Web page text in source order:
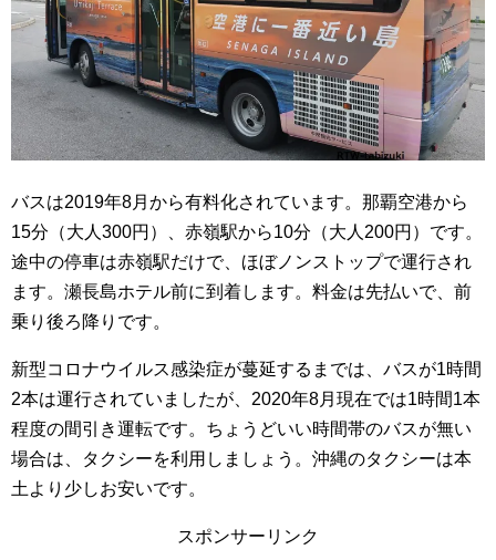
バスは2019年8月から有料化されています。那覇空港から
15分（大人300円）、赤嶺駅から10分（大人200円）です。
途中の停車は赤嶺駅だけで、ほぼノンストップで運行され
ます。瀬長島ホテル前に到着します。料金は先払いで、前
乗り後ろ降りです。
新型コロナウイルス感染症が蔓延するまでは、バスが1時間
2本は運行されていましたが、2020年8月現在では1時間1本
程度の間引き運転です。ちょうどいい時間帯のバスが無い
場合は、タクシーを利用しましょう。沖縄のタクシーは本
土より少しお安いです。
スポンサーリンク